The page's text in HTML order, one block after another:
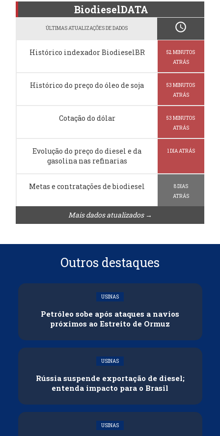
BiodieselDATA
ÚLTIMAS ATUALIZAÇÕES DE DADOS schedule
Histórico indexador BiodieselBR
52 MINUTOS
ATRÁS
Histórico do preço do óleo de soja
53 MINUTOS
ATRÁS
Cotação do dólar
53 MINUTOS
ATRÁS
Evolução do preço do diesel e da
gasolina nas refinarias
1 DIA ATRÁS
Metas e contratações de biodiesel
8 DIAS
ATRÁS
Mais dados atualizados →
Outros destaques
USINAS
Petróleo sobe após ataques a navios
próximos ao Estreito de Ormuz
USINAS
Rússia suspende exportação de diesel;
entenda impacto para o Brasil
USINAS